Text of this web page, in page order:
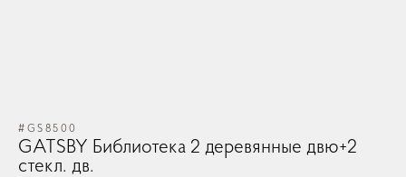
#GS8500
GATSBY Библиотека 2 деревянные двю+2
стекл. дв.